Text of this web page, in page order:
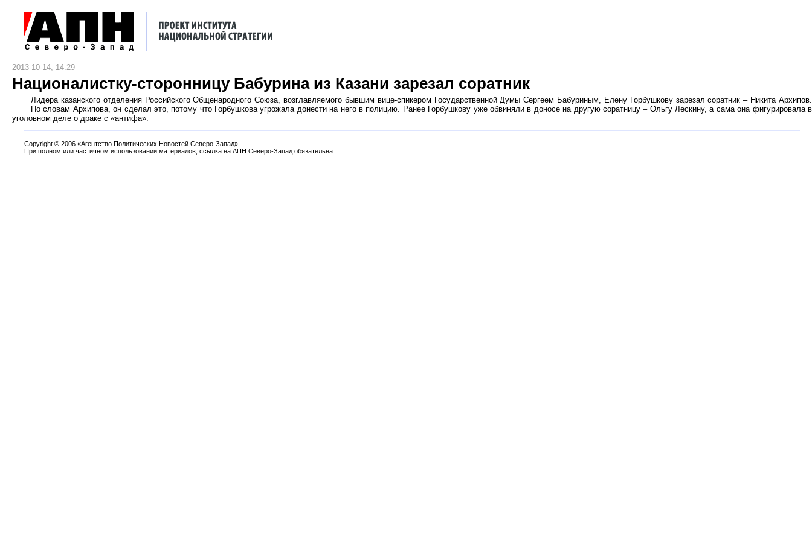
2013-10-14, 14:29
Националистку-сторонницу Бабурина из Казани зарезал соратник
Лидера казанского отделения Российского Общенародного Союза, возглавляемого бывшим вице-спикером Государственной Думы Сергеем Бабуриным, Елену Горбушкову зарезал соратник – Никита Архипов.
По словам Архипова, он сделал это, потому что Горбушкова угрожала донести на него в полицию. Ранее Горбушкову уже обвиняли в доносе на другую соратницу – Ольгу Лескину, а сама она фигурировала в
уголовном деле о драке с «антифа».
Copyright © 2006 «Агентство Политических Новостей Северо-Запад».
При полном или частичном использовании материалов, ссылка на АПН Северо-Запад обязательна